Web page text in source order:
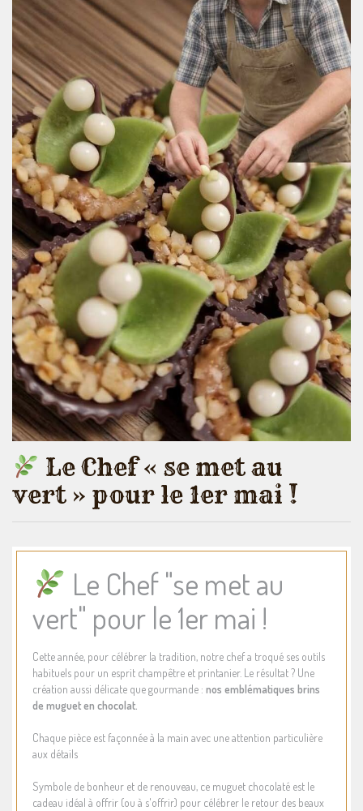
Le Chef « se met au
vert » pour le 1er mai !
Le Chef "se met au
vert" pour le 1er mai !
Cette année, pour célébrer la tradition, notre chef a troqué ses outils
habituels pour un esprit champêtre et printanier. Le résultat ? Une
création aussi délicate que gourmande : nos emblématiques brins
de muguet en chocolat.
Chaque pièce est façonnée à la main avec une attention particulière
aux détails
Symbole de bonheur et de renouveau, ce muguet chocolaté est le
cadeau idéal à offrir (ou à s'offrir) pour célébrer le retour des beaux